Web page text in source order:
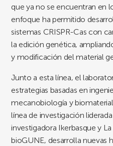
que ya no se encuentran en
enfoque ha permitido
sistemas CRISPR-Cas con
la edición genética,
y modificación del material
Junto a esta línea, el
estrategias basadas en
mecanobiología y
línea de investigación
investigadora Ikerbasque y
bioGUNE, desarrolla nuevas